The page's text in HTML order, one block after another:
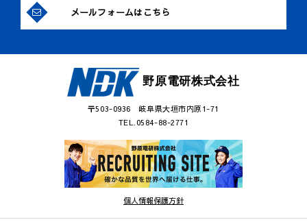
メールフォームはこちら
野原電研株式会社
〒503-0936 岐阜県大垣市内原1-71
TEL.0584-88-2771
個人情報保護方針